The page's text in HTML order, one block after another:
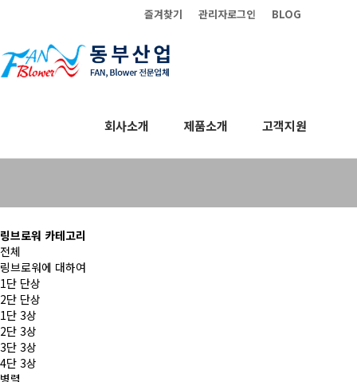
BLOG
관리자로그인
즐겨찾기
회사소개 제품소개 고객지원
링브로워
링브로워 카테고리
전체
링브로워에 대하여
1단 단상
2단 단상
1단 3상
2단 3상
3단 3상
4단 3상
병렬